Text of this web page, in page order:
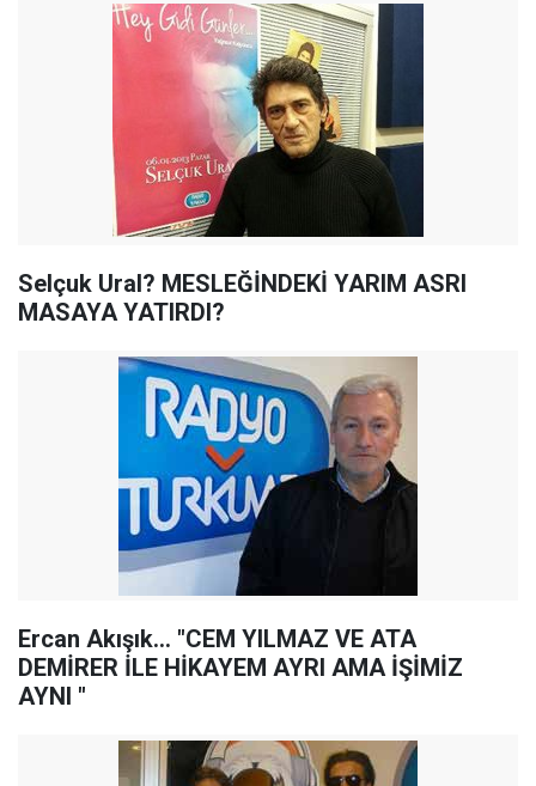
Selçuk Ural? MESLEĞİNDEKİ YARIM ASRI
MASAYA YATIRDI?
Ercan Akışık... "CEM YILMAZ VE ATA
DEMİRER İLE HİKAYEM AYRI AMA İŞİMİZ
AYNI "